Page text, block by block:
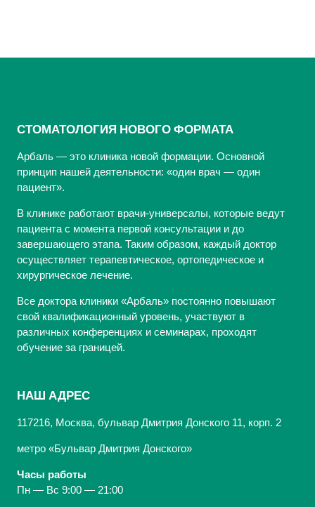
СТОМАТОЛОГИЯ НОВОГО ФОРМАТА
Арбаль — это клиника новой формации. Основной
принцип нашей деятельности: «один врач — один
пациент».
В клинике работают врачи-универсалы, которые ведут
пациента с момента первой консультации и до
завершающего этапа. Таким образом, каждый доктор
осуществляет терапевтическое, ортопедическое и
хирургическое лечение.
Все доктора клиники «Арбаль» постоянно повышают
свой квалификационный уровень, участвуют в
различных конференциях и семинарах, проходят
обучение за границей.
НАШ АДРЕС
117216, Москва, бульвар Дмитрия Донского 11, корп. 2
метро «Бульвар Дмитрия Донского»
Часы работы
Пн — Вс 9:00 — 21:00